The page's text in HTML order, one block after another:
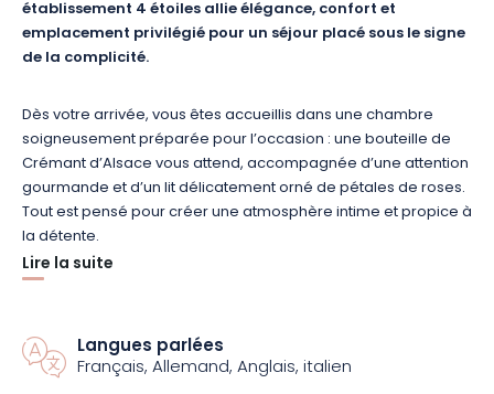
établissement 4 étoiles allie élégance, confort et
emplacement privilégié pour un séjour placé sous le signe
de la complicité.
Dès votre arrivée, vous êtes accueillis dans une chambre
soigneusement préparée pour l’occasion : une bouteille de
Crémant d’Alsace vous attend, accompagnée d’une attention
gourmande et d’un lit délicatement orné de pétales de roses.
Tout est pensé pour créer une atmosphère intime et propice à
la détente.
artisanales, fruits de saison, boissons chaudes de qualité… un
moment savoureux à partager selon vos envies.
Lire la suite
Langues parlées
Français, Allemand, Anglais, italien